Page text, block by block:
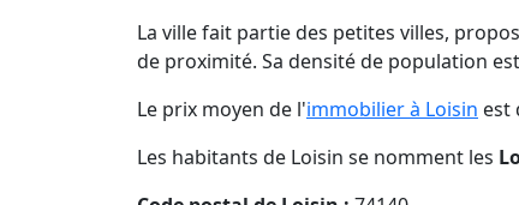
La ville fait partie des petites villes,
de proximité. Sa densité de population
Le prix moyen de l'immobilier à Loisin est
Les habitants de Loisin se nomment les